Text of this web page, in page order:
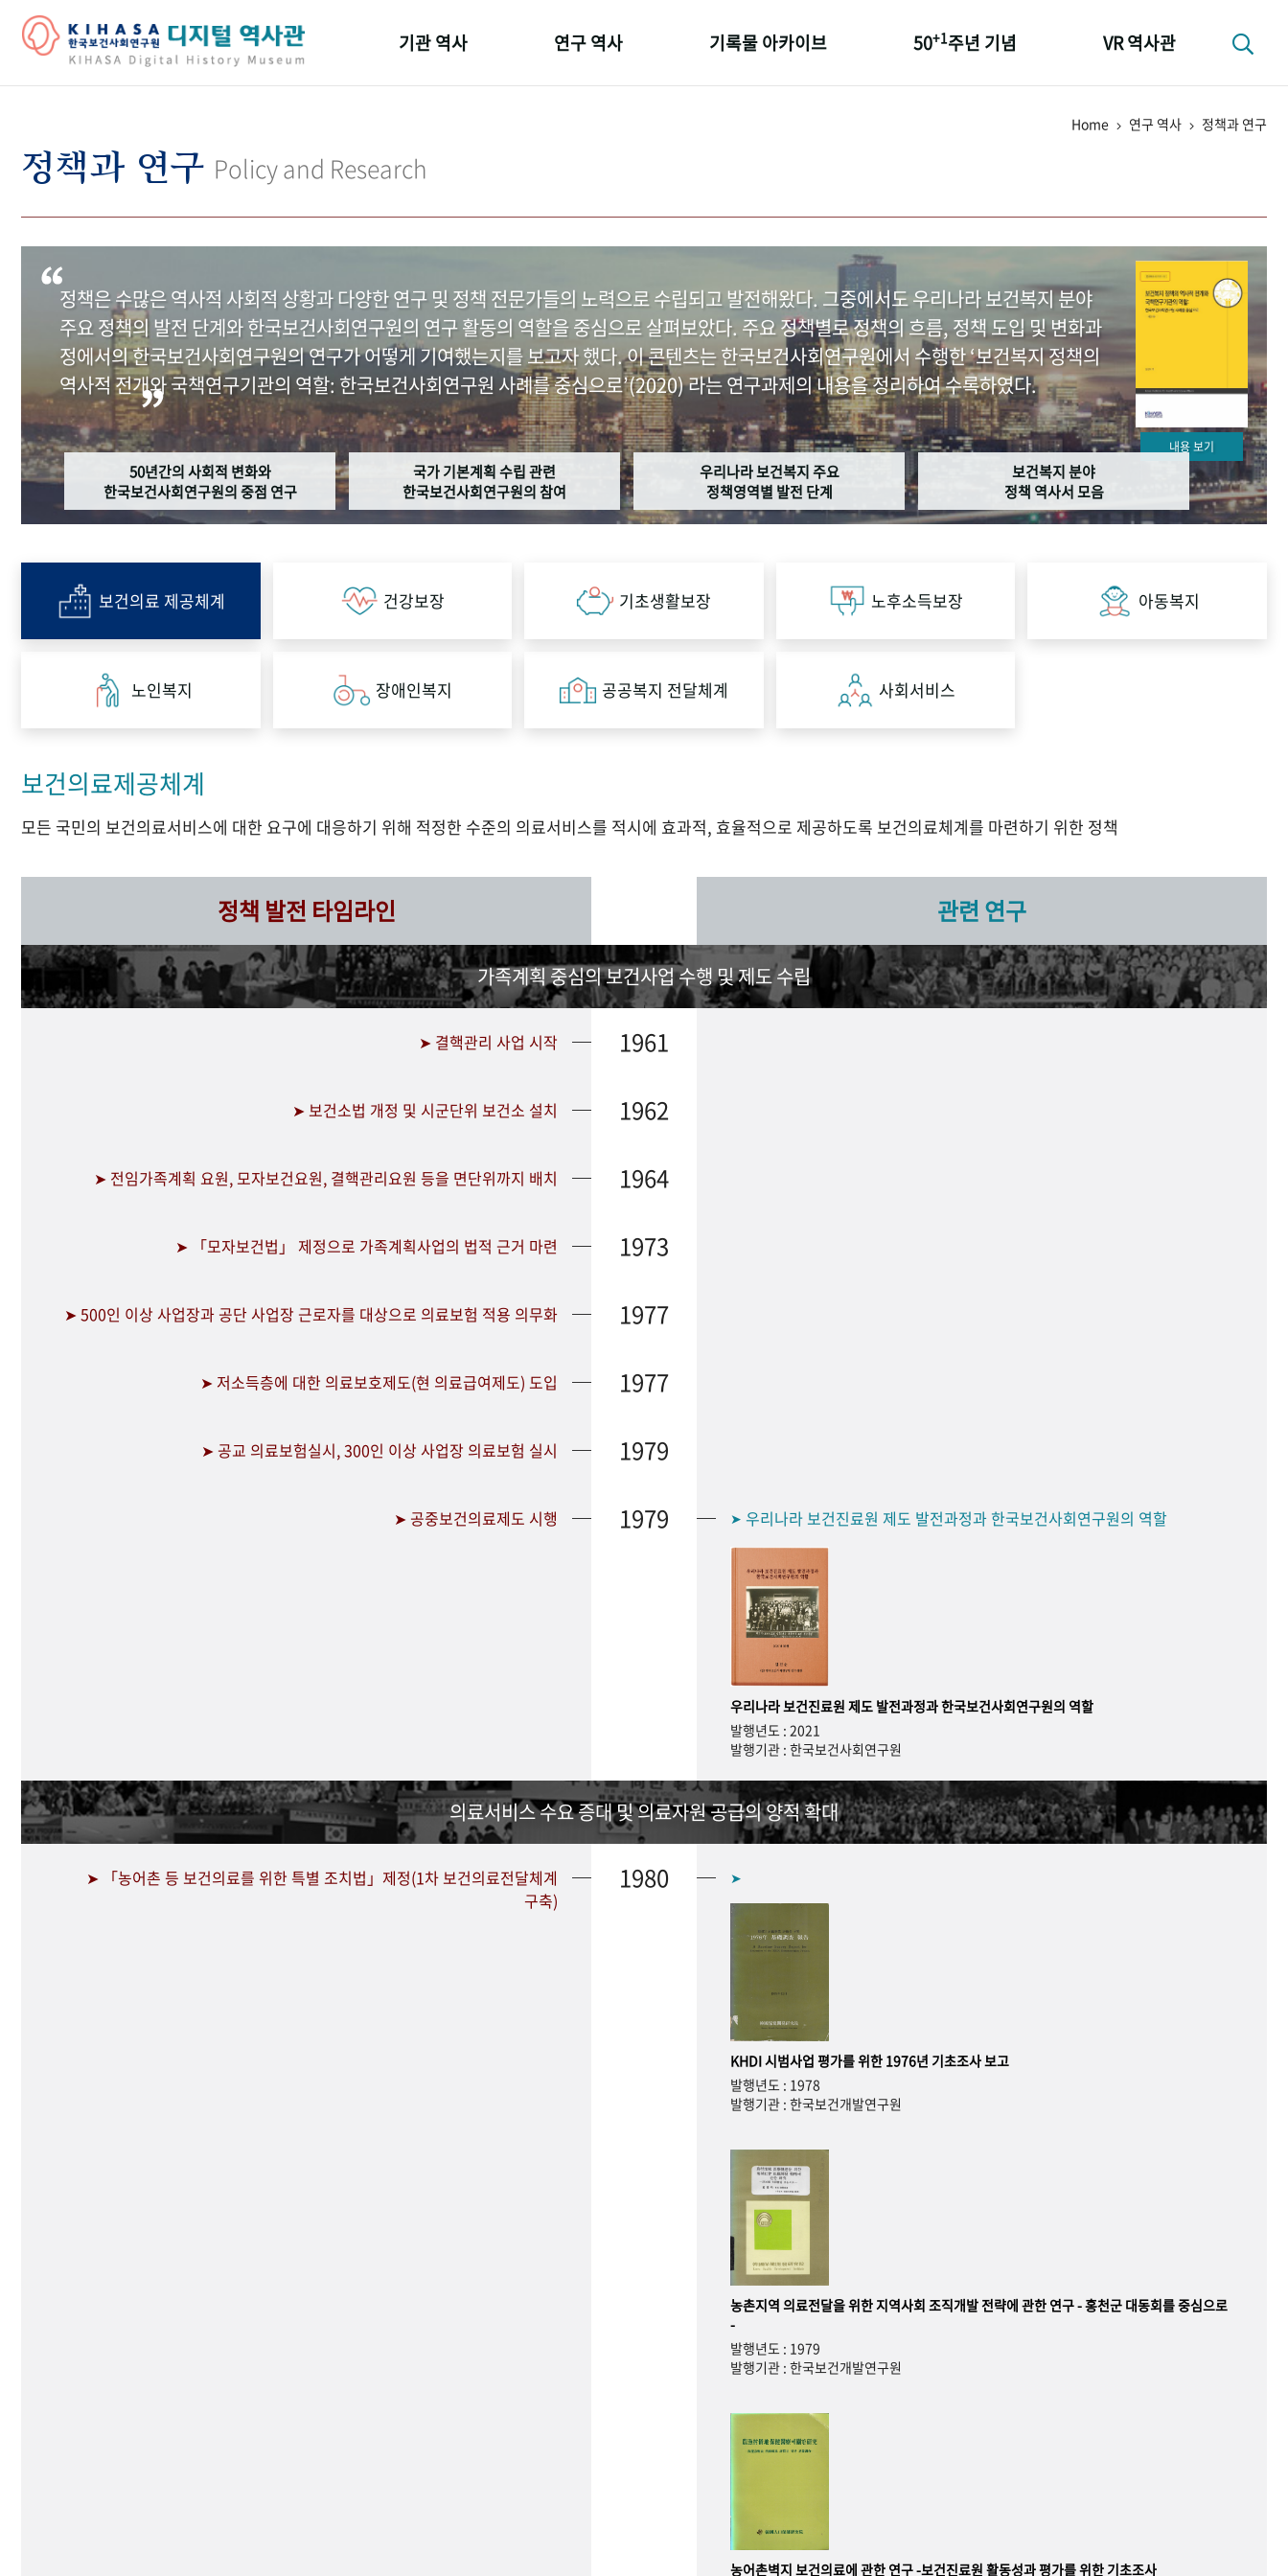
기관 역사
기관 변천사
연구 역사 기록물 아카이브 50+1주년 기념 VR 역사관
Home 연구 역사 정책과 연구
정책과 연구 Policy and Research
정책은 수많은 역사적 사회적 상황과 다양한 연구 및 정책 전문가들의 노력으로 수립되고 발전해왔다. 그중에서도 우리나라 보건복지 분야
주요 정책의 발전 단계와 한국보건사회연구원의 연구 활동의 역할을 중심으로 살펴보았다. 주요 정책별로 정책의 흐름, 정책 도입 및 변화과
정에서의 한국보건사회연구원의 연구가 어떻게 기여했는지를 보고자 했다. 이 콘텐츠는 한국보건사회연구원에서 수행한 ‘보건복지 정책의
역사적 전개와 국책연구기관의 역할: 한국보건사회연구원 사례를 중심으로’(2020) 라는 연구과제의 내용을 정리하여 수록하였다.
내용 보기
50년간의 사회적 변화와
한국보건사회연구원의 중점 연구
국가 기본계획 수립 관련
한국보건사회연구원의 참여
우리나라 보건복지 주요
정책영역별 발전 단계
보건복지 분야
정책 역사서 모음
보건의료 제공체계 건강보장 기초생활보장 노후소득보장 아동복지
노인복지 장애인복지 공공복지 전달체계 사회서비스
보건의료제공체계
모든 국민의 보건의료서비스에 대한 요구에 대응하기 위해 적정한 수준의 의료서비스를 적시에 효과적, 효율적으로 제공하도록 보건의료체계를 마련하기 위한 정책
정책 발전 타임라인 관련 연구
가족계획 중심의 보건사업 수행 및 제도 수립
➤ 결핵관리 사업 시작 1961
➤ 보건소법 개정 및 시군단위 보건소 설치 1962
➤ 전임가족계획 요원, 모자보건요원, 결핵관리요원 등을 면단위까지 배치 1964
➤ 「모자보건법」 제정으로 가족계획사업의 법적 근거 마련 1973
➤ 500인 이상 사업장과 공단 사업장 근로자를 대상으로 의료보험 적용 의무화 1977
➤ 저소득층에 대한 의료보호제도(현 의료급여제도) 도입 1977
➤ 공교 의료보험실시, 300인 이상 사업장 의료보험 실시 1979
➤ 공중보건의료제도 시행 1979 ➤ 우리나라 보건진료원 제도 발전과정과 한국보건사회연구원의 역할
우리나라 보건진료원 제도 발전과정과 한국보건사회연구원의 역할
발행년도 : 2021
발행기관 : 한국보건사회연구원
의료서비스 수요 증대 및 의료자원 공급의 양적 확대
➤ 「농어촌 등 보건의료를 위한 특별 조치법」제정(1차 보건의료전달체계
구축)
1980 ➤
KHDI 시범사업 평가를 위한 1976년 기초조사 보고
발행년도 : 1978
발행기관 : 한국보건개발연구원
농촌지역 의료전달을 위한 지역사회 조직개발 전략에 관한 연구 - 홍천군 대동회를 중심으로
-
발행년도 : 1979
발행기관 : 한국보건개발연구원
농어촌벽지 보건의료에 관한 연구 -보건진료원 활동성과 평가를 위한 기초조사